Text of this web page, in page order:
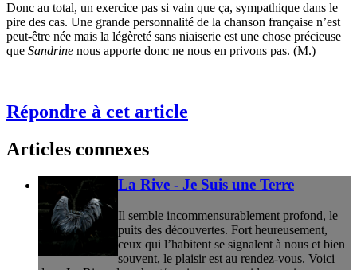
Donc au total, un exercice pas si vain que ça, sympathique dans le
pire des cas. Une grande personnalité de la chanson française n’est
peut-être née mais la légèreté sans niaiserie est une chose précieuse
que Sandrine nous apporte donc ne nous en privons pas. (M.)
Répondre à cet article
Articles connexes
La Rive - Je Suis une Terre
Il semble incommensurablement profond, le
puits des découvertes. Fort heureusement,
ceux qui l’habitent se signalent à nous et bien
souvent, le plaisir est au rendez-vous. Voici